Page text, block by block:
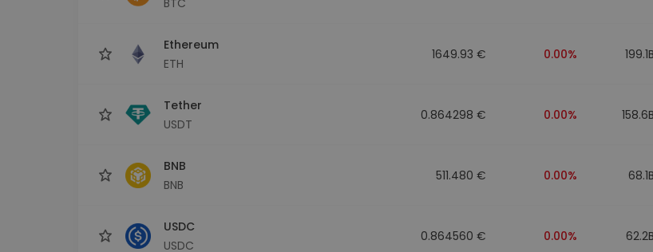
Ethereum
ETH
1649.93 € 0.00%
Tether
USDT
0.864298 € 0.00%
BNB
BNB
511.480 € 0.00%
USDC
USDC
0.864560 € 0.00%